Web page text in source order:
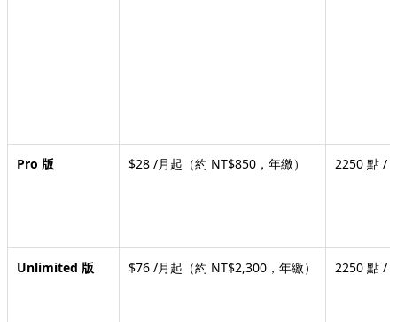
Pro 版 $28 /月起（約 NT$850，年繳） 2250 點 /
Unlimited 版 $76 /月起（約 NT$2,300，年繳） 2250 點 /